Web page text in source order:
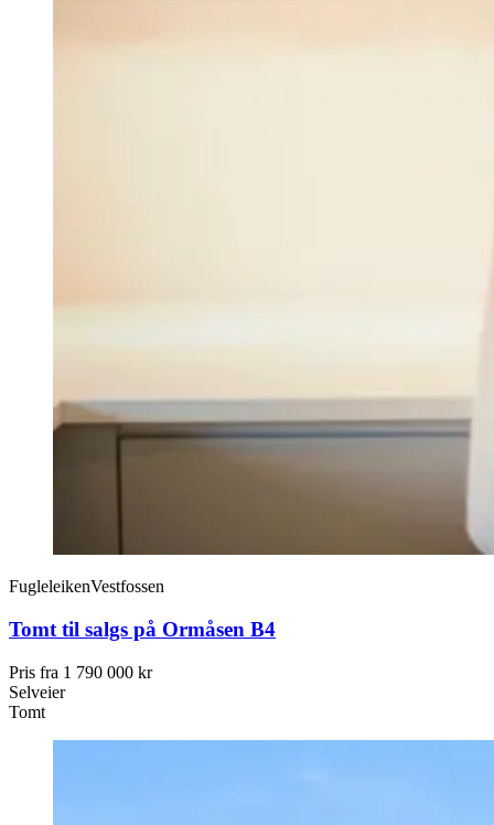
FugleleikenVestfossen
Tomt til salgs på Ormåsen B4
Pris fra 1 790 000 kr
Selveier
Tomt